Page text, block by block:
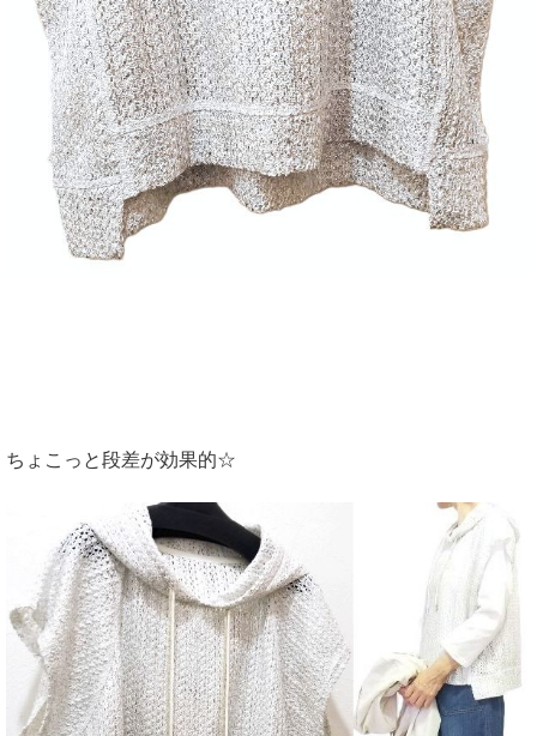
ちょこっと段差が効果的☆